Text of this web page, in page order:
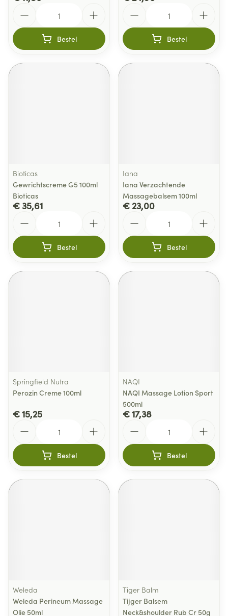
Bestel Bestel
Bioticas
Gewrichtscreme G5 100ml
Bioticas
€ 35,61
Bestel
Iana
Iana Verzachtende
Massagebalsem 100ml
€ 23,00
Bestel
Springfield Nutra
Perozin Creme 100ml
€ 15,25
Bestel
NAQI
NAQI Massage Lotion Sport
500ml
€ 17,38
Bestel
Weleda
Weleda Perineum Massage
Olie 50ml
Tiger Balm
Tijger Balsem
Neck&shoulder Rub Cr 50g